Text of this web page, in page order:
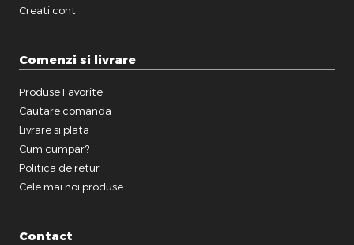
Creati cont
Comenzi si livrare
Produse Favorite
Cautare comanda
Livrare si plata
Cum cumpar?
Politica de retur
Cele mai noi produse
Contact